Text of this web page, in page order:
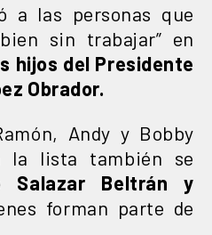
a las personas que
sin trabajar” en
hijos del Presidente
Obrador.
Andy y Bobby
la lista también se
Salazar Beltrán y
forman parte de